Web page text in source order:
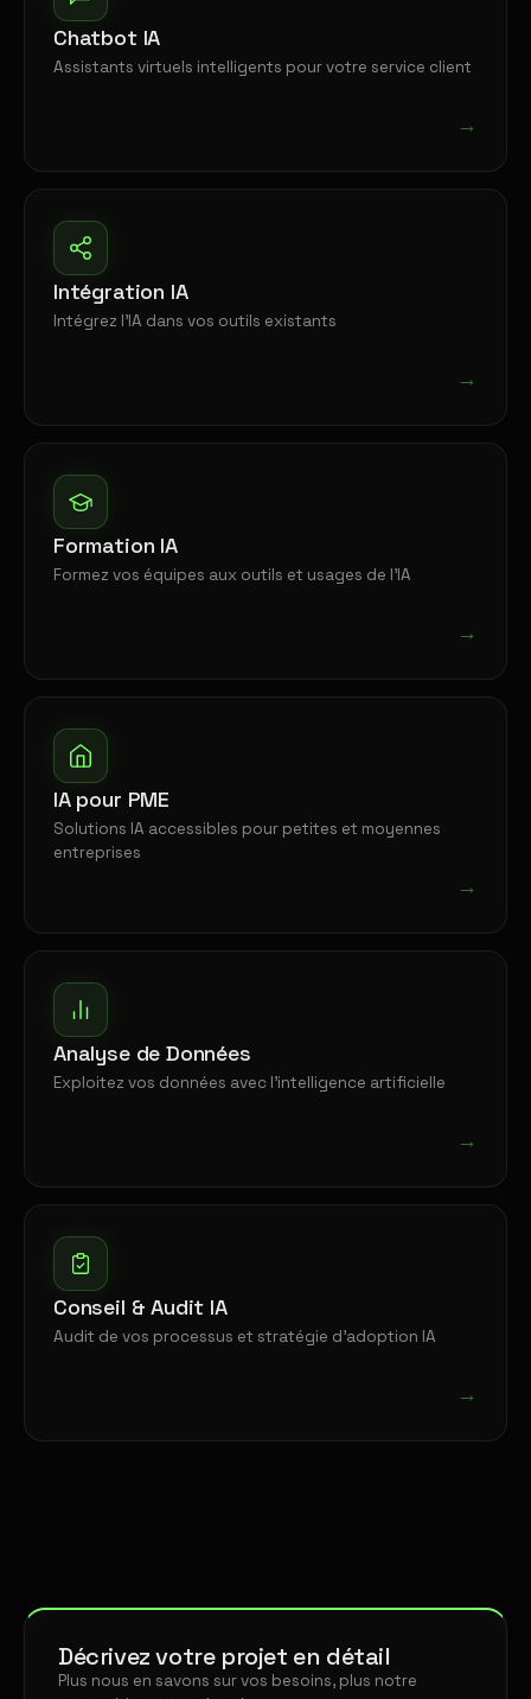
Chatbot IA
Assistants virtuels intelligents pour votre service client
→
Intégration IA
Intégrez l'IA dans vos outils existants
→
Formation IA
Formez vos équipes aux outils et usages de l'IA
→
IA pour PME
Solutions IA accessibles pour petites et moyennes
entreprises
→
Analyse de Données
Exploitez vos données avec l'intelligence artificielle
→
Conseil & Audit IA
Audit de vos processus et stratégie d'adoption IA
→
Décrivez votre projet en détail
Plus nous en savons sur vos besoins, plus notre